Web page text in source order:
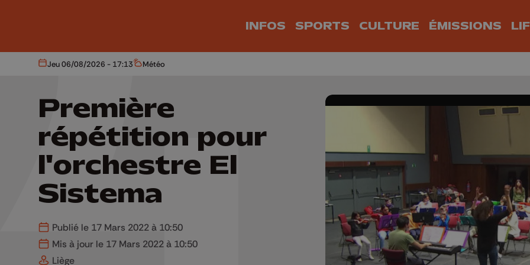
INFOS SPORTS CULTURE ÉMISSIONS
Aujourd'hui
Jeu 06/08/2026 - 17:13 Météo
Météo
Première
répétition pour
l'orchestre El
Sistema
Publié le 17 Mars 2022 à 10:50
Mis à jour le 17 Mars 2022 à 10:50
Liège